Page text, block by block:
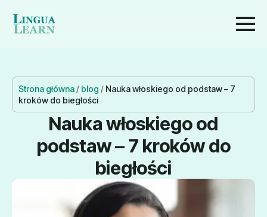
Strona główna / blog / Nauka włoskiego od podstaw – 7
kroków do biegłości
Nauka włoskiego od
podstaw – 7 kroków do
biegłości